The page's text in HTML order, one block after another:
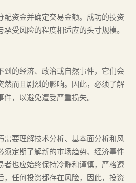
配资金并确定交易金额。成功的投资
受风险的程度相适应的头寸规模。
到的经济、政治或自然事件，它们会
然而且剧烈的影响。因此，必须了解
，以避免遭受严重损失。
需要理解技术分析、基本面分析和风
须定期了解新的市场趋势、经济事件
者也应始终保持冷静和谨慎，严格遵
，任何投资都存在风险，因此，投资